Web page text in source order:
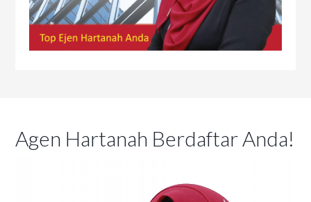
Agen Hartanah Berdaftar Anda!